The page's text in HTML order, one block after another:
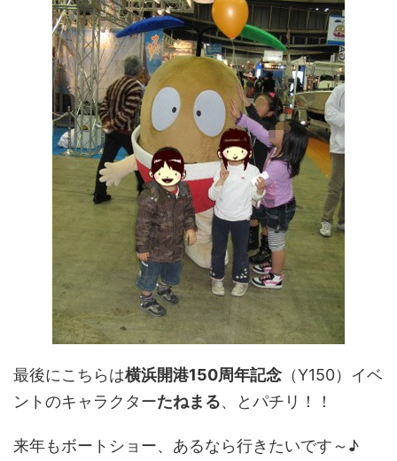
最後にこちらは横浜開港150周年記念 （Y150）イベ
ントのキャラクターたねまる、とパチリ！！
来年もボートショー、あるなら行きたいです～♪